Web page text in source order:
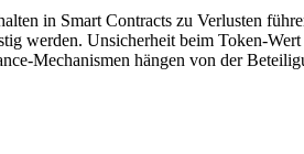
in Smart Contracts zu Verlusten
werden. Unsicherheit beim Token-
Mechanismen hängen von der